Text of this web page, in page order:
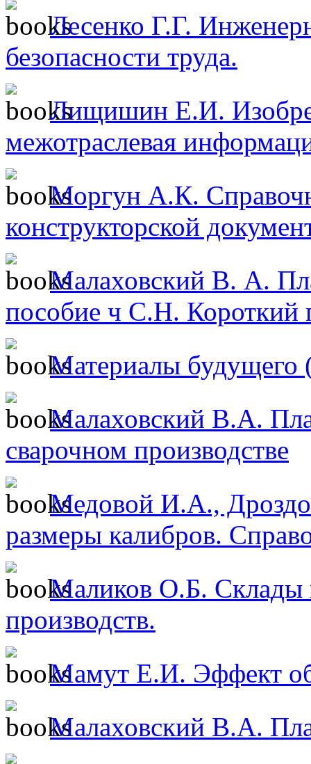
Лесенко Г.Г.
безопасности труда.
Лищишин Е.И.
межотраслевая
Моргун А.К.
конструкторской
Малаховский В. А.
пособие ч С.Н. Короткий
Материалы
Малаховский В.А.
сварочном производстве
Медовой И.А.,
размеры калибров.
Маликов О.Б. Склады
производств.
Мамут Е.И. Эффект
Малаховский В.А.